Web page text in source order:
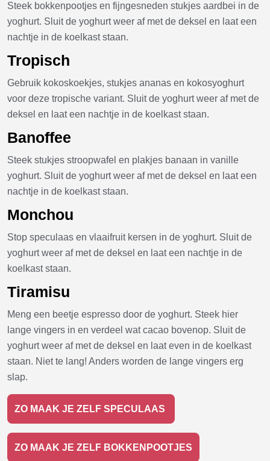
Steek bokkenpootjes en fijngesneden stukjes aardbei in de
yoghurt. Sluit de yoghurt weer af met de deksel en laat een
nachtje in de koelkast staan.
Tropisch
Gebruik kokoskoekjes, stukjes ananas en kokosyoghurt
voor deze tropische variant. Sluit de yoghurt weer af met de
deksel en laat een nachtje in de koelkast staan.
Banoffee
Steek stukjes stroopwafel en plakjes banaan in vanille
yoghurt. Sluit de yoghurt weer af met de deksel en laat een
nachtje in de koelkast staan.
Monchou
Stop speculaas en vlaaifruit kersen in de yoghurt. Sluit de
yoghurt weer af met de deksel en laat een nachtje in de
koelkast staan.
Tiramisu
Meng een beetje espresso door de yoghurt. Steek hier
lange vingers in en verdeel wat cacao bovenop. Sluit de
yoghurt weer af met de deksel en laat even in de koelkast
staan. Niet te lang! Anders worden de lange vingers erg
slap.
ZO MAAK JE ZELF SPECULAAS
ZO MAAK JE ZELF BOKKENPOOTJES